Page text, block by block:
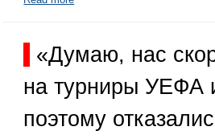
«Думаю, нас
на турниры
поэтому